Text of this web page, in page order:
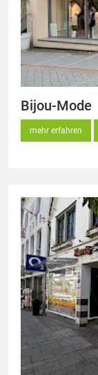
Bijou-Mode
mehr erfahren